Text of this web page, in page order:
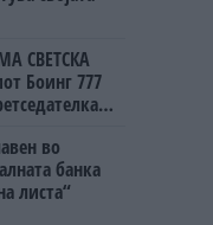
СВЕТСКА
Боинг 777
во
банка
листа“